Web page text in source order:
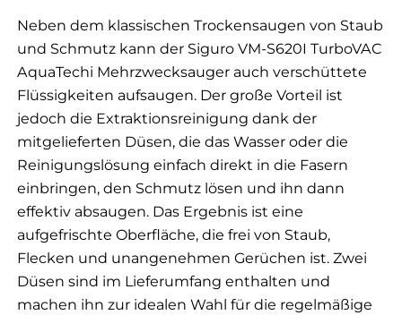
Neben dem klassischen Trockensaugen von Staub
und Schmutz kann der Siguro VM-S620I TurboVAC
AquaTechi Mehrzwecksauger auch verschüttete
Flüssigkeiten aufsaugen. Der große Vorteil ist
jedoch die Extraktionsreinigung dank der
mitgelieferten Düsen, die das Wasser oder die
Reinigungslösung einfach direkt in die Fasern
einbringen, den Schmutz lösen und ihn dann
effektiv absaugen. Das Ergebnis ist eine
aufgefrischte Oberfläche, die frei von Staub,
Flecken und unangenehmen Gerüchen ist. Zwei
Düsen sind im Lieferumfang enthalten und
machen ihn zur idealen Wahl für die regelmäßige